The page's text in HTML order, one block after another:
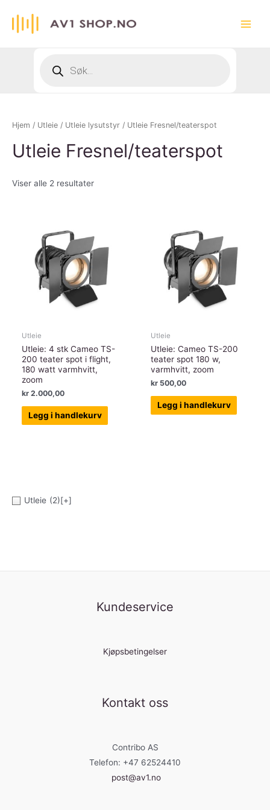
search
Utleie (2)[+]
Hjem / Utleie / Utleie lysutstyr / Utleie Fresnel/teaterspot
Utleie Fresnel/teaterspot
Viser alle 2 resultater
Utleie
Utleie: 4 stk Cameo TS-
200 teater spot i flight,
180 watt varmhvitt,
zoom
kr 2.000,00
Legg i handlekurv
Utleie
Utleie: Cameo TS-200
teater spot 180 w,
varmhvitt, zoom
kr 500,00
Legg i handlekurv
Kundeservice
Kjøpsbetingelser
Kontakt oss
Contribo AS
Telefon: +47 62524410
post@av1.no